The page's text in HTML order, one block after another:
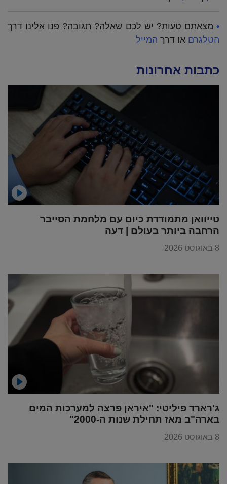
• מצאתם טעות? יש לכם שאלה? תגובה? פנו אלינו דרך
הטלגרם או דרך המייל
כתבות אחרונות
טייוואן מתמודדת כיום עם מלחמת הסייבר
הרחבה ביותר בעולם | דעה
8 באוגוסט 2026
ג'רארד פיליטי: "איראן פרצה למערכות המים
בארה"ב מאז תחילת שנות ה-2000"
8 באוגוסט 2026